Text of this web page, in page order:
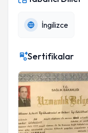
İngilizce
Sertifikalar